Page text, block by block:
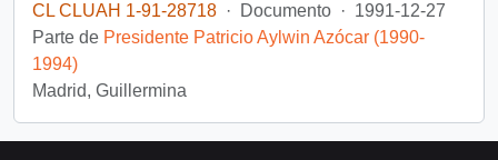
CL CLUAH 1-91-28718 · Documento · 1991-12-27
Parte de Presidente Patricio Aylwin Azócar (1990-
1994)
Madrid, Guillermina